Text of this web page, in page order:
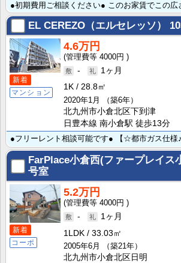
EL CEREZO（エルセレッソ）
新着
マンション
4.6万円
4000円
-
1ヶ月
1K
28.8㎡
2020年1月
（築6年）
北九州市小倉北区下到津
日豊本線 南小倉駅 徒歩13分
FarPlace小倉西(ファープレイス
号室
新着
コーポ
5.2万円
4000円
-
1ヶ月
1LDK
33.03㎡
2005年6月
（築21年）
北九州市小倉北区日明